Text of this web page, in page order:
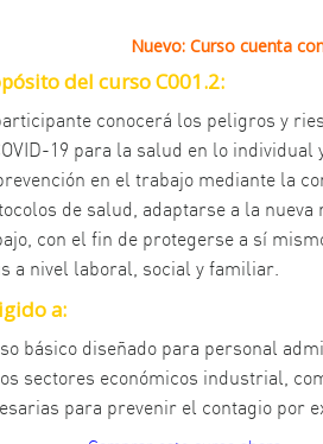
Nuevo: Curso cuenta
del curso C001.2:
conocerá los peligros y
19 para la salud en lo individual
en el trabajo mediante la
de salud, adaptarse a la
con el fin de protegerse a sí
a nivel laboral, social y familiar.
a:
básico diseñado para personal
sectores económicos industrial,
para prevenir el contagio por